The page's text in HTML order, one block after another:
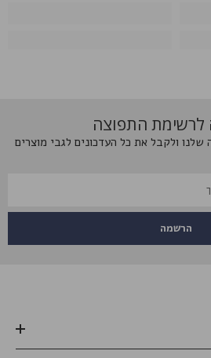
התפוצה
ולקבל את כל העדכונים לגבי מוצרים
הרשמה